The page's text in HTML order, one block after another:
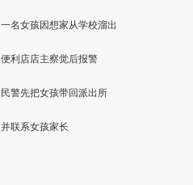
一名女孩因想家从学校溜出
便利店店主察觉后报警
民警先把女孩带回派出所
并联系女孩家长